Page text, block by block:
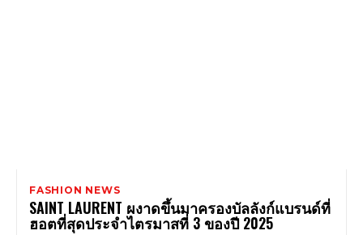
FASHION NEWS
SAINT LAURENT ผงาดขึ้นมาครองบัลลังก์แบรนด์ที่
ฮอตที่สุดประจำไตรมาสที่ 3 ของปี 2025